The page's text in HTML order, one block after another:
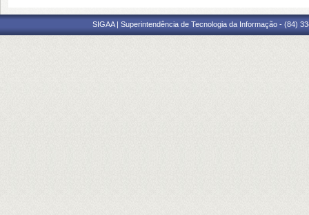
SIGAA | Superintendência de Tecnologia da Informação - (84)